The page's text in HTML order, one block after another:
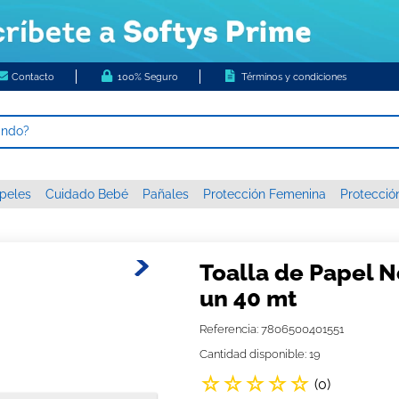
Contacto 100% Seguro Términos y condiciones
Cuidado Bebé Pañales Protección Femenina
Toalla de Papel
un 40 mt
Referencia: 7806500401551
Cantidad disponible: 19
☆☆☆☆☆ (0)
diario ladysoft respirable tela suave